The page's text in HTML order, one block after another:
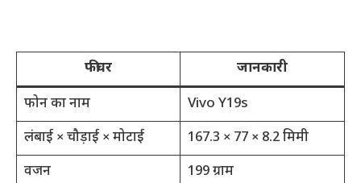
फीचर
जानकारी
फोन का नाम
Vivo Y19s
लंबाई × चौड़ाई × मोटाई
167.3 × 77 × 8.2 मिमी
वजन
199 ग्राम